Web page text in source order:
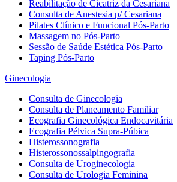
Reabilitação de Cicatriz da Cesariana
Consulta de Anestesia p/ Cesariana
Pilates Clínico e Funcional Pós-Parto
Massagem no Pós-Parto
Sessão de Saúde Estética Pós-Parto
Taping Pós-Parto
Ginecologia
Consulta de Ginecologia
Consulta de Planeamento Familiar
Ecografia Ginecológica Endocavitária
Ecografia Pélvica Supra-Púbica
Histerossonografia
Histerossonossalpingografia
Consulta de Uroginecologia
Consulta de Urologia Feminina